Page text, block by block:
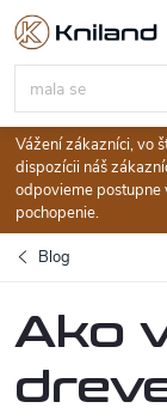
Prejsť
na
obsah
Vážení zákazníci, vo
dispozícii náš
odpovieme postupne
pochopenie.
Blog
Ako